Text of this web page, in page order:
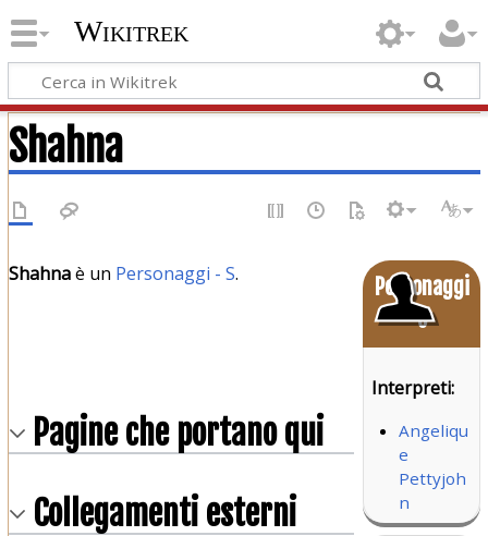
Wikitrek
Shahna
Personaggi
o
Interpreti:
Angeliqu
e
Pettyjoh
n
Shahnaè un Personaggi - S.
Pagine che portano qui
Collegamenti esterni